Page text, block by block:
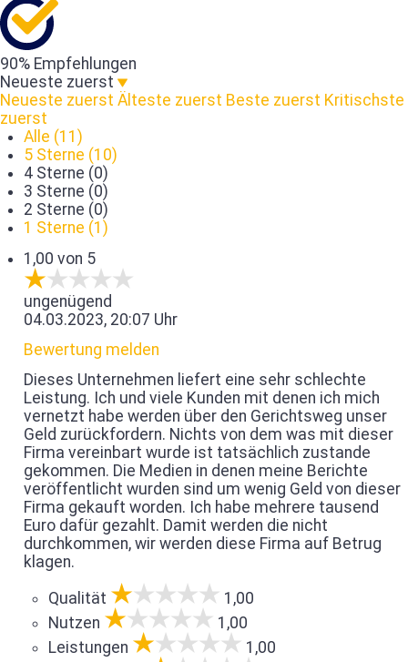
90% Empfehlungen
Neueste zuerst
Neueste zuerst Älteste zuerst Beste zuerst Kritischste
zuerst
Alle (11)
5 Sterne (10)
4 Sterne (0)
3 Sterne (0)
2 Sterne (0)
1 Sterne (1)
1,00 von 5
ungenügend
04.03.2023, 20:07 Uhr
Bewertung melden
Dieses Unternehmen liefert eine sehr schlechte
Leistung. Ich und viele Kunden mit denen ich mich
vernetzt habe werden über den Gerichtsweg unser
Geld zurückfordern. Nichts von dem was mit dieser
Firma vereinbart wurde ist tatsächlich zustande
gekommen. Die Medien in denen meine Berichte
veröffentlicht wurden sind um wenig Geld von dieser
Firma gekauft worden. Ich habe mehrere tausend
Euro dafür gezahlt. Damit werden die nicht
durchkommen, wir werden diese Firma auf Betrug
klagen.
Qualität
1,00
Nutzen
1,00
Leistungen
1,00